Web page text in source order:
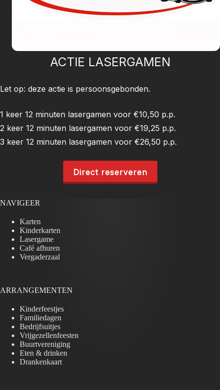
ACTIE LASERGAMEN
Let op: deze actie is persoonsgebonden.
1 keer 12 minuten lasergamen voor €10,50 p.p.
2 keer 12 minuten lasergamen voor €19,25 p.p.
3 keer 12 minuten lasergamen voor €26,50 p.p.
Direct reserveren
NAVIGEER
Karten
Kinderkarten
Lasergame
Café afhuren
Vergaderzaal
ARRANGEMENTEN
Kinderfeestjes
Familiedagen
Bedrijfsuitjes
Vrijgezellenfeesten
Buurtvereniging
Eten & drinken
Drankenkaart